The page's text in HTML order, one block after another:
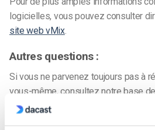
logicielles, vous pouvez consulter
site web vMix.
Autres questions :
Si vous ne parvenez toujours pas à
vous-même, consultez notre base
n’hésitez pas à contacter notre
afin que nous